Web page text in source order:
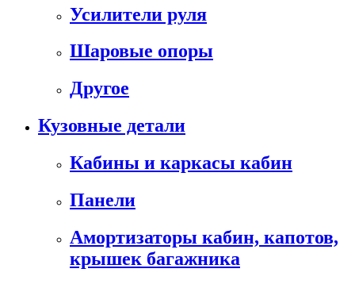
Усилители руля
Шаровые опоры
Другое
Кузовные детали
Кабины и каркасы кабин
Панели
Амортизаторы кабин, капотов,
крышек багажника